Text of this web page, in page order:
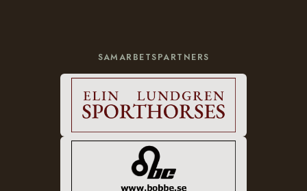
SAMARBETSPARTNERS